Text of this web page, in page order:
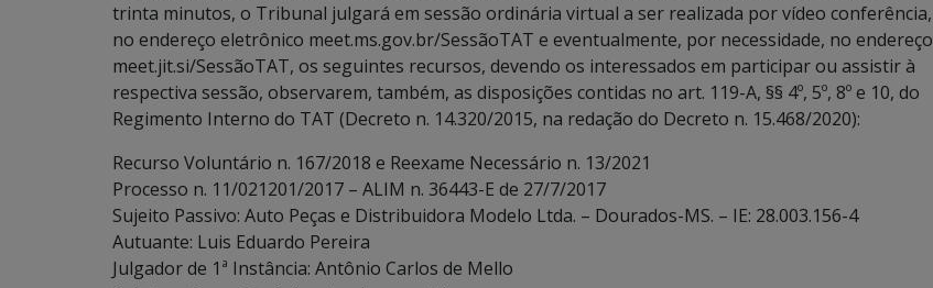
trinta minutos, o Tribunal julgará em sessão ordinária virtual a ser realizada por vídeo conferência,
no endereço eletrônico meet.ms.gov.br/SessãoTAT e eventualmente, por necessidade, no endereço
meet.jit.si/SessãoTAT, os seguintes recursos, devendo os interessados em participar ou assistir à
respectiva sessão, observarem, também, as disposições contidas no art. 119-A, §§ 4º, 5º, 8º e 10, do
Regimento Interno do TAT (Decreto n. 14.320/2015, na redação do Decreto n. 15.468/2020):
Recurso Voluntário n. 167/2018 e Reexame Necessário n. 13/2021
Processo n. 11/021201/2017 – ALIM n. 36443-E de 27/7/2017
Sujeito Passivo: Auto Peças e Distribuidora Modelo Ltda. – Dourados-MS. – IE: 28.003.156-4
Autuante: Luis Eduardo Pereira
Julgador de 1ª Instância: Antônio Carlos de Mello